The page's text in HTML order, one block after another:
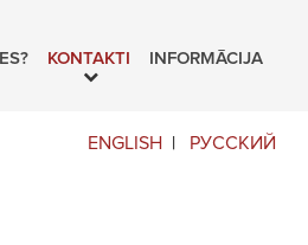
KONTAKTI INFORMĀCIJA
ENGLISH РУССКИЙ